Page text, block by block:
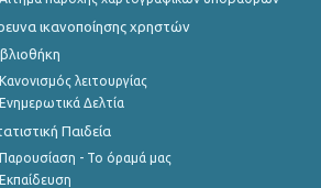
ικανοποίησης χρηστών
Κανονισμός λειτουργίας
Ενημερωτικά Δελτία
Παιδεία
Παρουσίαση - Το όραμά μας
Εκπαίδευση